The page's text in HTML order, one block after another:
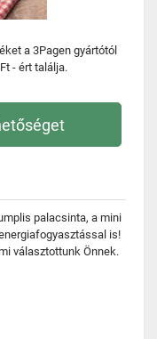
a 3Pagen gyártótól
- ért találja.
palacsinta, a mini
is!
választottunk Önnek.